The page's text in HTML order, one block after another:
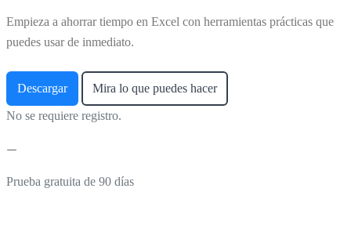
Empieza a ahorrar tiempo en Excel con herramientas prácticas que
puedes usar de inmediato.
Descargar Mira lo que puedes hacer
No se requiere registro.
Prueba gratuita de 90 días